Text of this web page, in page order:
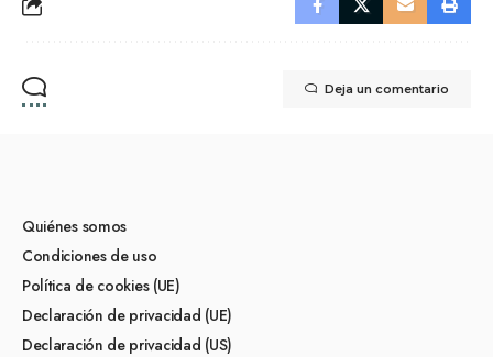
Deja un comentario
Quiénes somos
Condiciones de uso
Política de cookies (UE)
Declaración de privacidad (UE)
Declaración de privacidad (US)